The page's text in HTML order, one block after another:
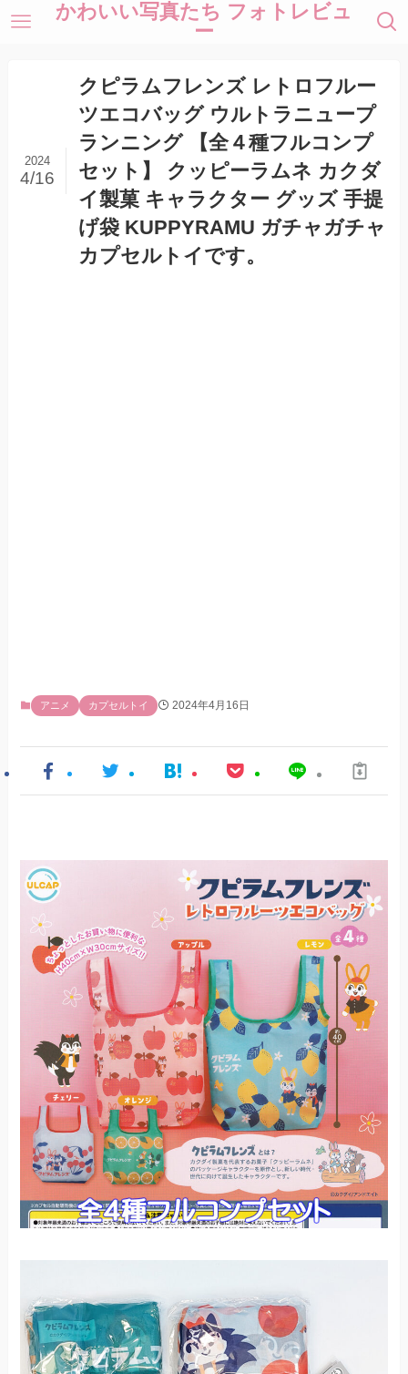
かわいい写真たち フォトレビュ
ー
クピラムフレンズ レトロフルー
ツエコバッグ ウルトラニュープ
ランニング 【全４種フルコンプ
セット】 クッピーラムネ カクダ
イ製菓 キャラクター グッズ 手提
げ袋 KUPPYRAMU ガチャガチャ
カプセルトイです。
2024
4/16
アニメ カプセルトイ 2024年4月16日